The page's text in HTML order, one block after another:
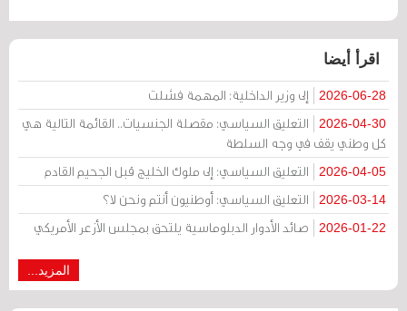
اقرأ أيضا
2026-06-28 إلى وزير الداخلية: المهمة فشلت
2026-04-30
التعليق السياسي: مقصلة الجنسيات.. القائمة التالية هي
كل وطني يقف في وجه السلطة
2026-04-05 التعليق السياسي: إلى ملوك الخليج قبل الجحيم القادم
2026-03-14 التعليق السياسي: أوطنيون أنتم ونحن لا؟
2026-01-22 صائد الأدوار الدبلوماسية يلتحق بمجلس الأزعر الأمريكي
المزيد...